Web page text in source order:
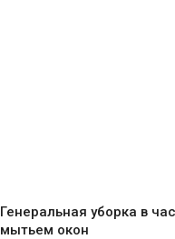
Генеральная уборка в
мытьем окон